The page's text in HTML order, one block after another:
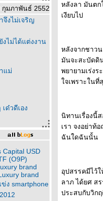
กุมภาพันธ์ 2552
จึงไม่เจริญ
ไม่ได้แต่งงาน
แม่
ด๋วดีเอง
Capital USD
(O9P)
brand
brand
ง smartphone
หลังลา มันตก
เงียบไป
หลังจากชาว
มันจะสะบัดดิ
พยายามเร่ง
จเพราะในที่
นิทานเรื่องนี้
เรา จงอย่าท้
ฉันใดฉันนั้น
อุปสรรคมีไว้
ลาภ ได้ยศ ส
ประสบกับวิก